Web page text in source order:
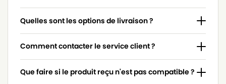
Quelles sont les options de livraison ?
Comment contacter le service client ?
Que faire si le produit reçu n'est pas compatible ?